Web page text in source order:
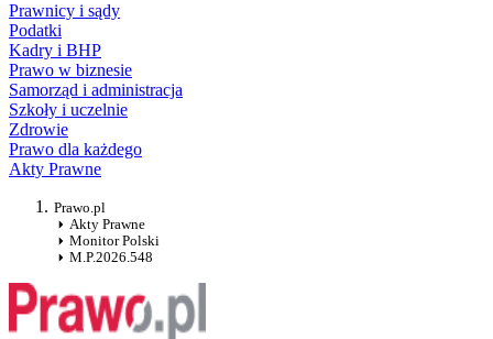
Prawnicy i sądy
Podatki
Kadry i BHP
Prawo w biznesie
Samorząd i administracja
Szkoły i uczelnie
Zdrowie
Prawo dla każdego
Akty Prawne
Prawo.pl
Akty Prawne
Monitor Polski
M.P.2026.548